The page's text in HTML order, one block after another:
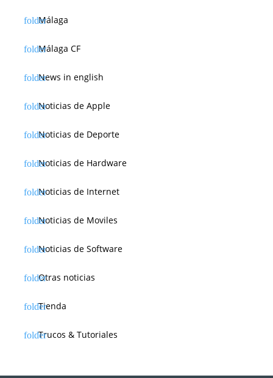
Málaga
Málaga CF
News in english
Noticias de Apple
Noticias de Deporte
Noticias de Hardware
Noticias de Internet
Noticias de Moviles
Noticias de Software
Otras noticias
Tienda
Trucos & Tutoriales